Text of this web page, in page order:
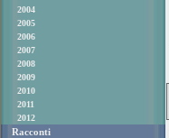
2004
2005
2006
2007
2008
2009
2010
2011
2012
Racconti